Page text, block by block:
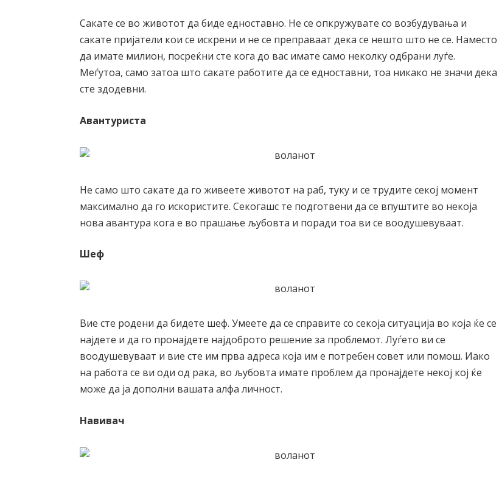
Сакате се во животот да биде едноставно. Не се опкружувате со возбудувања и
сакате пријатели кои се искрени и не се преправаат дека се нешто што не се. Наместо
да имате милион, посреќни сте кога до вас имате само неколку одбрани луѓе.
Меѓутоа, само затоа што сакате работите да се едноставни, тоа никако не значи дека
сте здодевни.
Авантуриста
Не само што сакате да го живеете животот на раб, туку и се трудите секој момент
максимално да го искористите. Секогашс те подготвени да се впуштите во некоја
нова авантура кога е во прашање љубовта и поради тоа ви се воодушевуваат.
Шеф
Вие сте родени да бидете шеф. Умеете да се справите со секоја ситуација во која ќе се
најдете и да го пронајдете најдоброто решение за проблемот. Луѓето ви се
воодушевуваат и вие сте им прва адреса која им е потребен совет или помош. Иако
на работа се ви оди од рака, во љубовта имате проблем да пронајдете некој кој ќе
може да ја дополни вашата алфа личност.
Навивач